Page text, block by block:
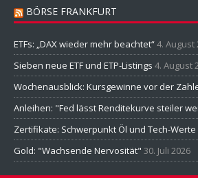
BÖRSE FRANKFURT
ETFs: „DAX wieder mehr beachtet“4. August
Sieben neue ETF und ETP-Listings 4. August
Wochenausblick: Kursgewinne vor der
Anleihen: "Fed lässt Renditekurve steiler
Zertifikate: Schwerpunkt Öl und Tech-Werte
Gold: "Wachsende Nervosität" 30. Juli 2026